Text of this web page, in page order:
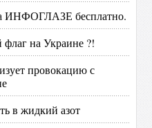
ИНФОГЛАЗЕ бесплатно.
на Украине ?!
провокацию с
в жидкий азот